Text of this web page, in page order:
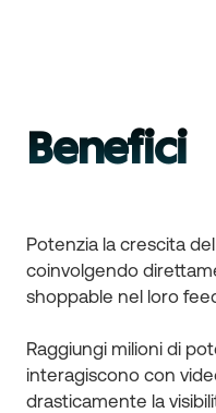
Benefici
Potenzia la crescita
coinvolgendo
shoppable nel loro
Raggiungi milioni di
interagiscono con
drasticamente la